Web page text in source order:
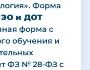
Форма
ЭО и ДОТ
форма с
обучения и
ФЗ № 28-ФЗ с